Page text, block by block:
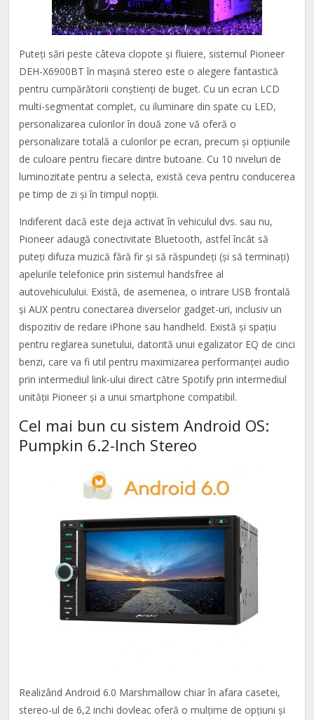
Puteți sări peste câteva clopote și fluiere, sistemul Pioneer
DEH-X6900BT în mașină stereo este o alegere fantastică
pentru cumpărătorii conștienți de buget. Cu un ecran LCD
multi-segmentat complet, cu iluminare din spate cu LED,
personalizarea culorilor în două zone vă oferă o
personalizare totală a culorilor pe ecran, precum și opțiunile
de culoare pentru fiecare dintre butoane. Cu 10 niveluri de
luminozitate pentru a selecta, există ceva pentru conducerea
pe timp de zi și în timpul nopții.
Indiferent dacă este deja activat în vehiculul dvs. sau nu,
Pioneer adaugă conectivitate Bluetooth, astfel încât să
puteți difuza muzică fără fir și să răspundeți (și să terminați)
apelurile telefonice prin sistemul handsfree al
autovehiculului. Există, de asemenea, o intrare USB frontală
și AUX pentru conectarea diverselor gadget-uri, inclusiv un
dispozitiv de redare iPhone sau handheld. Există și spațiu
pentru reglarea sunetului, datorită unui egalizator EQ de cinci
benzi, care va fi util pentru maximizarea performanței audio
prin intermediul link-ului direct către Spotify prin intermediul
unității Pioneer și a unui smartphone compatibil.
Cel mai bun cu sistem Android OS:
Pumpkin 6.2-Inch Stereo
Realizând Android 6.0 Marshmallow chiar în afara casetei,
stereo-ul de 6,2 inchi dovleac oferă o mulțime de opțiuni și